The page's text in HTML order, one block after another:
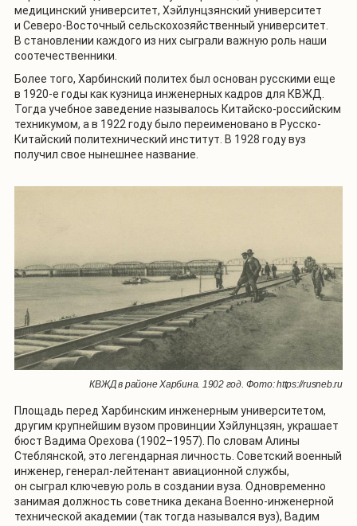
медицинский университет, Хэйлунцзянский университет
и Северо-Восточный сельскохозяйственный университет.
В становлении каждого из них сыграли важную роль наши
соотечественники.
Более того, Харбинский политех был основан русскими еще
в 1920-е годы как кузница инженерных кадров для КВЖД.
Тогда учебное заведение называлось Китайско-российским
техникумом, а в 1922 году было переименовано в Русско-
Китайский политехнический институт. В 1928 году вуз
получил свое нынешнее название.
КВЖД в районе Харбина. 1902 год. Фото: https://rusneb.ru
Площадь перед Харбинским инженерным университетом,
другим крупнейшим вузом провинции Хэйлунцзян, украшает
бюст Вадима Орехова (1902–1957). По словам Алины
Стеблянской, это легендарная личность. Советский военный
инженер, генерал-лейтенант авиационной службы,
он сыграл ключевую роль в создании вуза. Одновременно
занимая должность советника декана Военно-инженерной
технической академии (так тогда назывался вуз), Вадим